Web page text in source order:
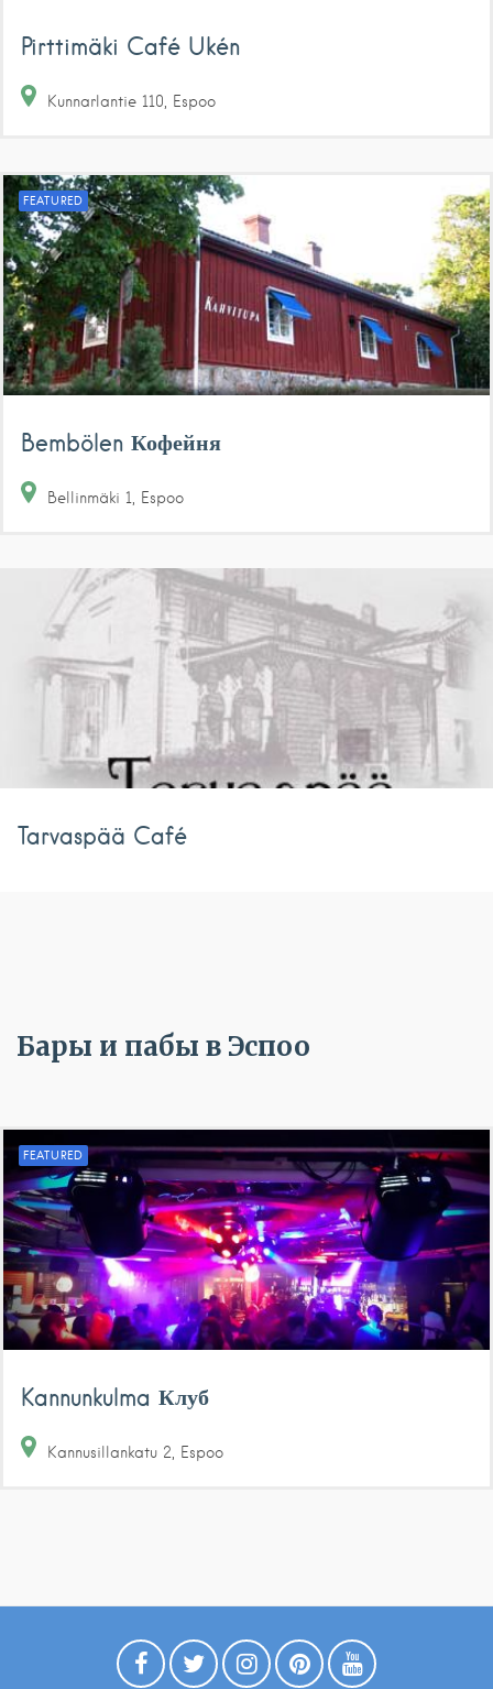
Pirttimäki Café Ukén
Kunnarlantie 110 Espoo
FEATURED
Bembölen Кофейня
Bellinmäki 1 Espoo
Tarvaspää Café
Бары и пабы в Эспоо
FEATURED
Kannunkulma Клуб
Kannusillankatu 2 Espoo